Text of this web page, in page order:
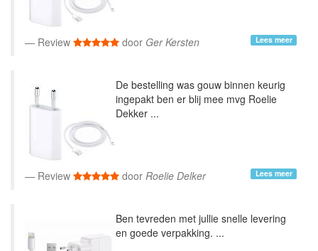
Review door Ger Kersten Lees meer
De bestelling was gouw binnen keurig
ingepakt ben er blij mee mvg Roelie
Dekker ...
Review door Roelie Delker Lees meer
Ben tevreden met jullie snelle levering
en goede verpakking. ...